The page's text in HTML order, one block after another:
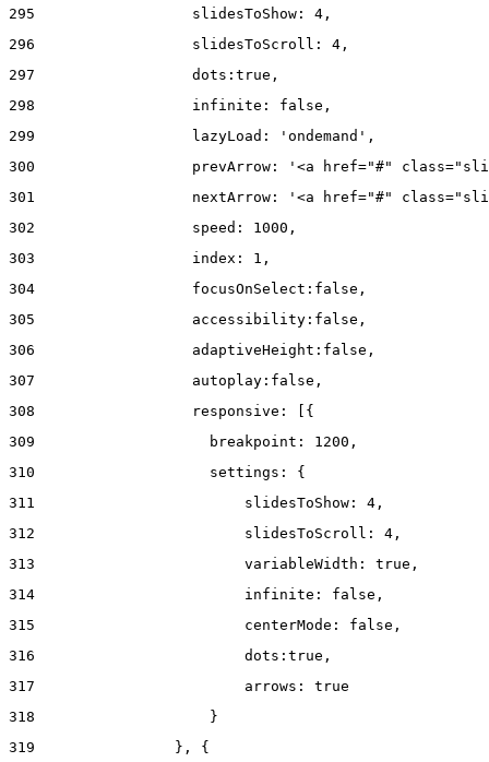
295
                  slidesToShow: 4,
296
                  slidesToScroll: 4,
297
                  dots:true,
298
                  infinite: false,
299
                  lazyLoad: 'ondemand',
300
prevArrow: '<a href="#"
301
nextArrow: '<a href="#"
302
                  speed: 1000,
303
                  index: 1,
304
                  focusOnSelect:false,
305
                  accessibility:false,
306
                  adaptiveHeight:false,
307
                  autoplay:false,
308
                  responsive: [{
309
                    breakpoint: 1200,
310
                    settings: {
311
                        slidesToShow: 4,
312
                        slidesToScroll: 4,
313
                        variableWidth: true,
314
                        infinite: false,
315
                        centerMode: false,
316
                        dots:true,
317
                        arrows: true
318
                    }
319
                }, {